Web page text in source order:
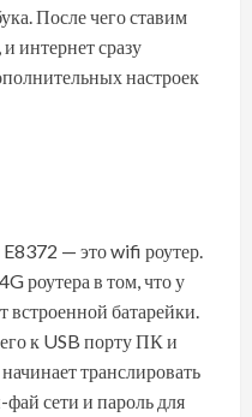
После чего ставим
интернет сразу
настроек
— это wifi роутер.
роутера в том, что у
встроенной батарейки.
к USB порту ПК и
транслировать
сети и пароль для